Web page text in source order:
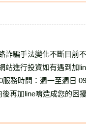
詐騙手法變化不斷目前
站進行投資如有遇到加
服務時間：週一至週日
再加line唷造成您的困